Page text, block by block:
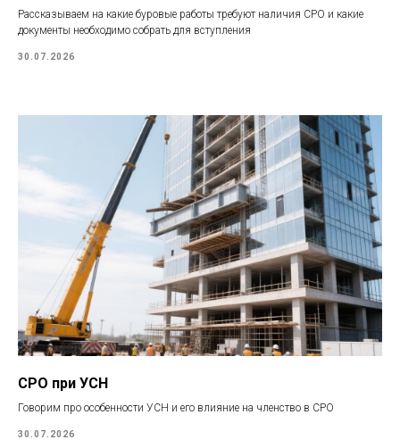
Рассказываем на какие буровые работы требуют наличия СРО и какие
документы необходимо собрать для вступления
30.07.2026
СРО при УСН
Говорим про особенности УСН и его влияние на членство в СРО
30.07.2026